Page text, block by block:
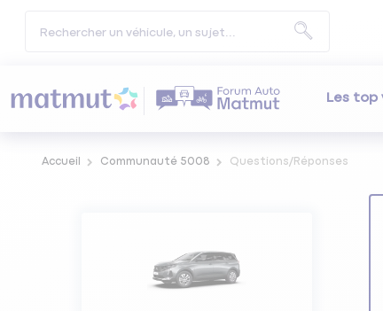
Les top
Accueil Communauté 5008 Questions/Réponses